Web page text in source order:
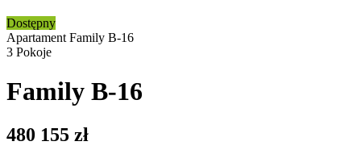
Dostępny
Apartament Family B-16​​​​‌ ‍ ​‍​‍‌‍ ‌ ​‍‌‍‍‌‌‍‌ ‌‍‍‌‌‍ ‍​‍​‍​ ‍‍​‍​‍‌ ​ ‌‍​‌‌‍ ‍‌‍‍‌‌ ‌​‌ ‍‌​‍ ‍‌‍‍‌‌‍ ​‍​‍​‍ ​​‍​‍‌‍‍​‌ ​‍‌‍‌‌‌‍‌‍​‍​‍​ ‍‍​‍​‍​‍ ‌ ​ ‌ ‌​‌ ‌‌‌‍‌​‌‍‍‌‌‍ ​‍ ‌‍‍‌‌‍ ‍‌ ‌​‌‍‌‌‌‍ ‍‌ ‌​​‍ ‌‍‌‌‌‍‌​‌‍‍‌‌ ‌​​‍ ‌‍ ‌‌‍ ‌‍‌​‌‍‌‌​ ‌‌ ​​‌ ​‍‌‍‌‌‌ ​ ‌‍‌‌‌‍ ‍‌ ‌​‌‍​‌‌ ‌​‌‍‍‌‌‍ ‌‍ ‍​ ‍ ‌‍‍‌‌‍‌​​ ‌‌‍‌​​ ​‍‌‍​‌‌‍​‍‌‍‌​‌‍​‌‌‍​‌​ ‌‍​‍ ‌​ ​‌​ ​‍​ ​ ​ ​ ​‍ ‌​ ‌​‌‍​‌​ ​‌​ ‍​​‍ ‌‌‍​‌​ ​​​ ​‌​ ​‍​‍ ‌​ ‌‍‌‍‌​‌‍​‌‌‍‌‌​ ‍​‌‍​ ‌‍​‍​ ‍​‌‍​ ‌‍​‌‌‍​‍‌‍‌‌​ ‍ ‌ ‌​‌ ‍‌‌ ​​‌‍‌‌​ ‌‌‍​‌‌ ​​‌‍​‌‌ ​‍‌ ‌​‌‍ ‌‌‍‌‌‌‍ ‍‌ ‌​​ ‍ ‌ ​​‌‍​‌‌ ‌​‌‍‍​​ ‌‌‍ ‍‌‍​‌‌‍ ‌‌‍‌‌​ ‌‍​‍‌‍​‌‌ ​ ‌‍‌‌‌‌‌‌‌ ​‍‌‍ ​​ ‌​‍‌‌​ ​‍‌​‌‍‌ ​ ‌ ‌​‌ ‌‌‌‍‌​‌‍‍‌‌‍ ​‍‌‍‌‍‍‌‌‍‌​​ ‌‌‍‌​​ ​‍‌‍​‌‌‍​‍‌‍‌​‌‍​‌‌‍​‌​ ‌‍​‍ ‌​ ​‌​ ​‍​ ​ ​ ​ ​‍ ‌​ ‌​‌‍​‌​ ​‌​ ‍​​‍ ‌‌‍​‌​ ​​​ ​‌​ ​‍​‍ ‌​ ‌‍‌‍‌​‌‍​‌‌‍‌‌​ ‍​‌‍​ ‌‍​‍​ ‍​‌‍​ ‌‍​‌‌‍​‍‌‍‌‌​‍‌‍‌ ‌​‌ ‍‌‌ ​​‌‍‌‌​ ‌‌‍​‌‌ ​​‌‍​‌‌ ​‍‌ ‌​‌‍ ‌‌‍‌‌‌‍ ‍‌ ‌​​‍‌‍‌ ​​‌‍​‌‌ ‌​‌‍‍​​ ‌‌‍ ‍‌‍​‌‌‍ ‌‌‍‌‌​‍‌‍‌ ​​‌‍‌‌‌ ​‍‌ ​ ‌ ​​‌‍‌‌‌‍​ ‌ ‌​‌‍‍‌‌ ‌‍‌‍‌‌​ ‌‌ ​​‌ ‌‌‌‍​‍‌‍ ​‌‍‍‌‌ ​ ‌‍‍​‌‍‌‌‌‍‌​​‍​‍‌ ‌
3 Pokoje
Family B-16​​​​‌ ‍ ​‍​‍‌‍ ‌ ​‍‌‍‍‌‌‍‌ ‌‍‍‌‌‍ ‍​‍​‍​ ‍‍​‍​‍‌ ​ ‌‍​‌‌‍ ‍‌‍‍‌‌ ‌​‌ ‍‌​‍ ‍‌‍‍‌‌‍ ​‍​‍​‍ ​​‍​‍‌‍‍​‌ ​‍‌‍‌‌‌‍‌‍​‍​‍​ ‍‍​‍​‍​‍ ‌ ​ ‌ ‌​‌ ‌‌‌‍‌​‌‍‍‌‌‍ ​‍ ‌‍‍‌‌‍ ‍‌ ‌​‌‍‌‌‌‍ ‍‌ ‌​​‍ ‌‍‌‌‌‍‌​‌‍‍‌‌ ‌​​‍ ‌‍ ‌‌‍ ‌‍‌​‌‍‌‌​ ‌‌ ​​‌ ​‍‌‍‌‌‌ ​ ‌‍‌‌‌‍ ‍‌ ‌​‌‍​‌‌ ‌​‌‍‍‌‌‍ ‌‍ ‍​ ‍ ‌‍‍‌‌‍‌​​ ‌‌‍‌​​ ​‍‌‍​‌‌‍​‍‌‍‌​‌‍​‌‌‍​‌​ ‌‍​‍ ‌​ ​‌​ ​‍​ ​ ​ ​ ​‍ ‌​ ‌​‌‍​‌​ ​‌​ ‍​​‍ ‌‌‍​‌​ ​​​ ​‌​ ​‍​‍ ‌​ ‌‍‌‍‌​‌‍​‌‌‍‌‌​ ‍​‌‍​ ‌‍​‍​ ‍​‌‍​ ‌‍​‌‌‍​‍‌‍‌‌​ ‍ ‌ ‌​‌ ‍‌‌ ​​‌‍‌‌​ ‌‌‍​‌‌ ​​‌‍​‌‌ ​‍‌ ‌​‌‍ ‌‌‍‌‌‌‍ ‍‌ ‌​​ ‍ ‌ ​​‌‍​‌‌ ‌​‌‍‍​​ ‌‌‍ ‍‌‍​‌‌‍ ‌‌‍‌‌​ ‌‍​‍‌‍​‌‌ ​ ‌‍‌‌‌‌‌‌‌ ​‍‌‍ ​​ ‌​‍‌‌​ ​‍‌​‌‍‌ ​ ‌ ‌​‌ ‌‌‌‍‌​‌‍‍‌‌‍ ​‍‌‍‌‍‍‌‌‍‌​​ ‌‌‍‌​​ ​‍‌‍​‌‌‍​‍‌‍‌​‌‍​‌‌‍​‌​ ‌‍​‍ ‌​ ​‌​ ​‍​ ​ ​ ​ ​‍ ‌​ ‌​‌‍​‌​ ​‌​ ‍​​‍ ‌‌‍​‌​ ​​​ ​‌​ ​‍​‍ ‌​ ‌‍‌‍‌​‌‍​‌‌‍‌‌​ ‍​‌‍​ ‌‍​‍​ ‍​‌‍​ ‌‍​‌‌‍​‍‌‍‌‌​‍‌‍‌ ‌​‌ ‍‌‌ ​​‌‍‌‌​ ‌‌‍​‌‌ ​​‌‍​‌‌ ​‍‌ ‌​‌‍ ‌‌‍‌‌‌‍ ‍‌ ‌​​‍‌‍‌ ​​‌‍​‌‌ ‌​‌‍‍​​ ‌‌‍ ‍‌‍​‌‌‍ ‌‌‍‌‌​‍‌‍‌ ​​‌‍‌‌‌ ​‍‌ ​ ‌ ​​‌‍‌‌‌‍​ ‌ ‌​‌‍‍‌‌ ‌‍‌‍‌‌​ ‌‌ ​​‌ ‌‌‌‍​‍‌‍ ​‌‍‍‌‌ ​ ‌‍‍​‌‍‌‌‌‍‌​​‍​‍‌ ‌
480 155 zł